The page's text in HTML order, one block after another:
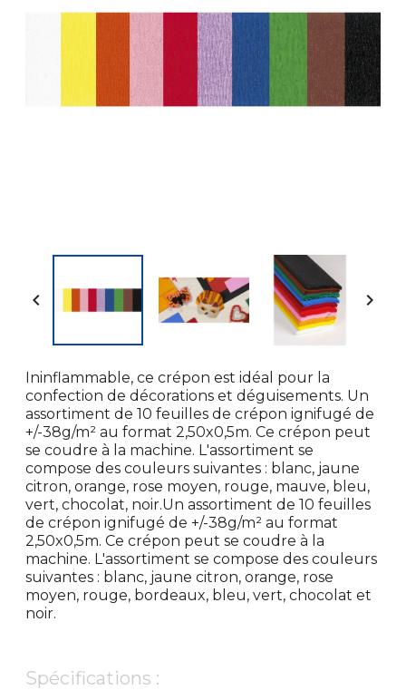
 
Ininflammable, ce crépon est idéal pour la
confection de décorations et déguisements. Un
assortiment de 10 feuilles de crépon ignifugé de
+/-38g/m² au format 2,50x0,5m. Ce crépon peut
se coudre à la machine. L'assortiment se
compose des couleurs suivantes : blanc, jaune
citron, orange, rose moyen, rouge, mauve, bleu,
vert, chocolat, noir.Un assortiment de 10 feuilles
de crépon ignifugé de +/-38g/m² au format
2,50x0,5m. Ce crépon peut se coudre à la
machine. L'assortiment se compose des couleurs
suivantes : blanc, jaune citron, orange, rose
moyen, rouge, bordeaux, bleu, vert, chocolat et
noir.
Spécifications :